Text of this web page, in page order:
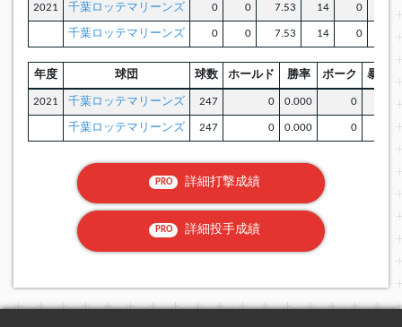
2021 千葉ロッテマリーンズ 0 0 7.53 14 0
千葉ロッテマリーンズ 0 0 7.53 14 0
年度 球団 球数 ホールド 勝率 ボーク 暴投
2021 千葉ロッテマリーンズ 247 0 0.000 0
千葉ロッテマリーンズ 247 0 0.000 0
PRO 詳細打撃成績
PRO 詳細投手成績